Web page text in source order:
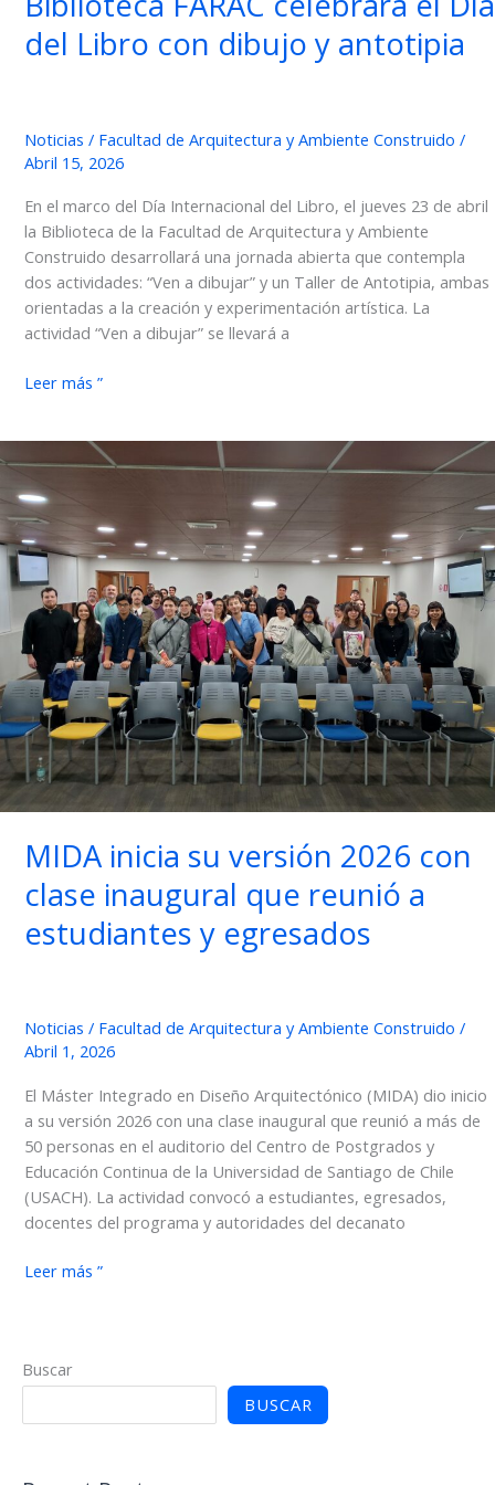
Buscar
BUSCAR
del Libro con dibujo y antotipia
Noticias / Facultad de Arquitectura y Ambiente Construido /
Abril 15, 2026
En el marco del Día Internacional del Libro, el jueves 23 de abril
la Biblioteca de la Facultad de Arquitectura y Ambiente
Construido desarrollará una jornada abierta que contempla
dos actividades: “Ven a dibujar” y un Taller de Antotipia, ambas
orientadas a la creación y experimentación artística. La
actividad “Ven a dibujar” se llevará a
Biblioteca
Día
del
Libro
con
dibujo
y
antotipia
Leer más ”
MIDA inicia su versión 2026 con
clase inaugural que reunió a
estudiantes y egresados
Noticias / Facultad de Arquitectura y Ambiente Construido /
Abril 1, 2026
El Máster Integrado en Diseño Arquitectónico (MIDA) dio inicio
a su versión 2026 con una clase inaugural que reunió a más de
50 personas en el auditorio del Centro de Postgrados y
Educación Continua de la Universidad de Santiago de Chile
(USACH). La actividad convocó a estudiantes, egresados,
docentes del programa y autoridades del decanato
MIDA
2026
clase
Leer más ”